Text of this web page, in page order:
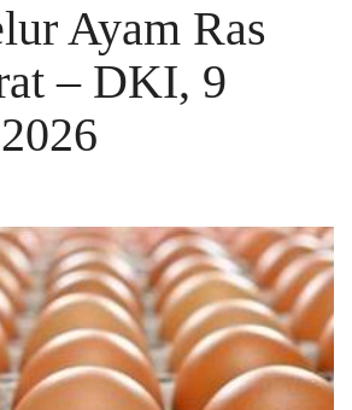
Ayam Ras
– DKI, 9